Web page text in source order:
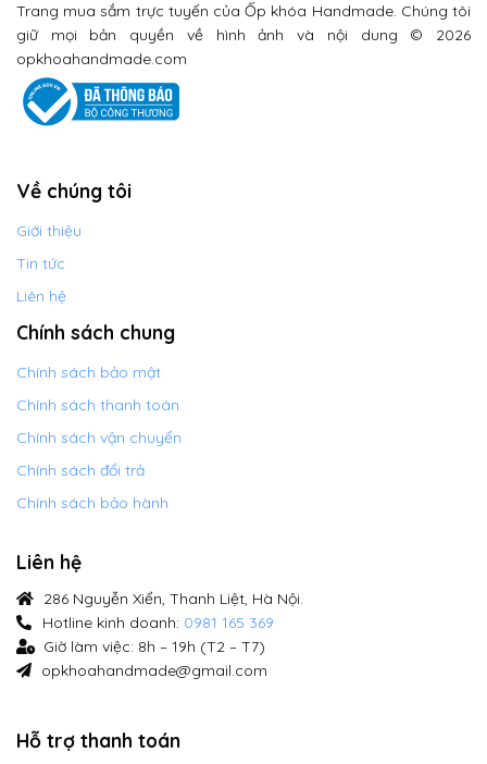
Trang mua sắm trực tuyến của Ốp khóa Handmade. Chúng tôi
giữ mọi bản quyền về hình ảnh và nội dung © 2026
opkhoahandmade.com
Về chúng tôi
Giới thiệu
Tin tức
Liên hệ
Chính sách chung
Chính sách bảo mật
Chính sách thanh toán
Chính sách vận chuyển
Chính sách đổi trả
Chính sách bảo hành
Liên hệ
286 Nguyễn Xiển, Thanh Liệt, Hà Nội.
Hotline kinh doanh: 0981 165 369
Giờ làm việc: 8h – 19h (T2 – T7)
opkhoahandmade@gmail.com
Hỗ trợ thanh toán